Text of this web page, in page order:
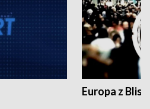
Europa z